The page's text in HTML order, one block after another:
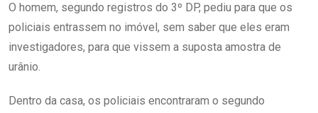
O homem, segundo registros do 3º DP, pediu para que os
policiais entrassem no imóvel, sem saber que eles eram
investigadores, para que vissem a suposta amostra de
urânio.
Dentro da casa, os policiais encontraram o segundo